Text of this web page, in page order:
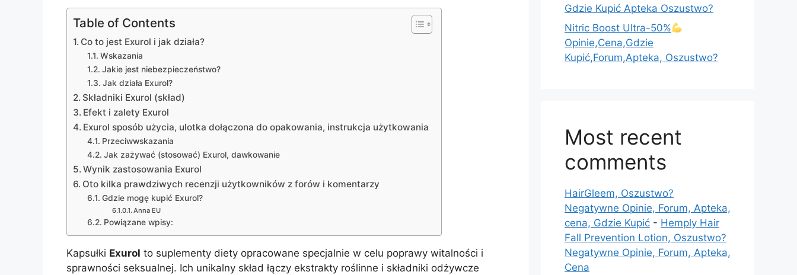
Table of Contents
Co to jest Exurol i jak działa?
Wskazania
Jakie jest niebezpieczeństwo?
Jak działa Exurol?
Składniki Exurol (skład)
Efekt i zalety Exurol
Exurol sposób użycia, ulotka dołączona do opakowania, instrukcja użytkowania
Przeciwwskazania
Jak zażywać (stosować) Exurol, dawkowanie
Wynik zastosowania Exurol
Oto kilka prawdziwych recenzji użytkowników z forów i komentarzy
Gdzie mogę kupić Exurol?
Anna EU
Powiązane wpisy:
Kapsułki Exurol to suplementy diety opracowane specjalnie w celu poprawy witalności i
sprawności seksualnej. Ich unikalny skład łączy ekstrakty roślinne i składniki odżywcze
Gdzie Kupić Apteka Oszustwo?
Nitric Boost Ultra-50%
Opinie,Cena,Gdzie
Kupić,Forum,Apteka, Oszustwo?
Most recent
comments
HairGleem, Oszustwo?
Negatywne Opinie, Forum, Apteka,
cena, Gdzie Kupić - Hemply Hair
Fall Prevention Lotion, Oszustwo?
Negatywne Opinie, Forum, Apteka,
Cena